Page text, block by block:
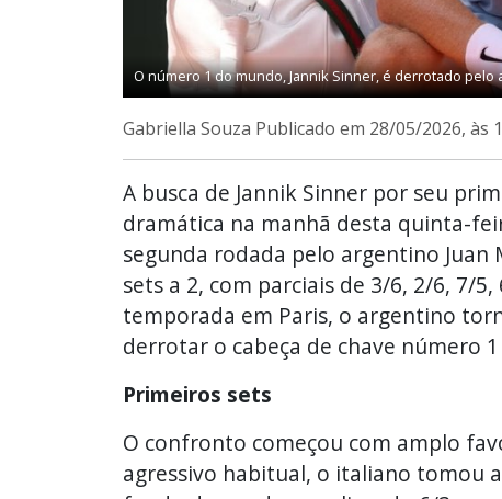
O número 1 do mundo, Jannik Sinner, é derrotado
Gabriella Souza Publicado em 28/05/2026, às
A busca de Jannik Sinner por seu
dramática na manhã desta quinta-
segunda rodada pelo argentino Juan
sets a 2, com parciais de 3/6, 2/6, 7/
temporada em Paris, o argentino
derrotar o cabeça de chave número
Primeiros sets
O confronto começou com amplo
agressivo habitual, o italiano tomou